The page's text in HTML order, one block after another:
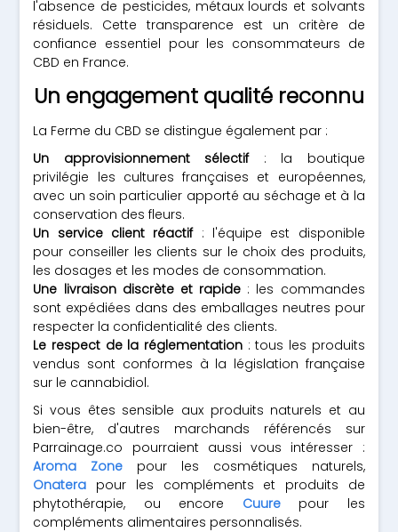
l'absence de pesticides, métaux lourds et solvants
résiduels. Cette transparence est un critère de
confiance essentiel pour les consommateurs de
CBD en France.
Un engagement qualité reconnu
La Ferme du CBD se distingue également par :
Un approvisionnement sélectif: la boutique
privilégie les cultures françaises et européennes,
avec un soin particulier apporté au séchage et à la
conservation des fleurs.
Un service client réactif: l'équipe est disponible
pour conseiller les clients sur le choix des produits,
les dosages et les modes de consommation.
Une livraison discrète et rapide : les commandes
sont expédiées dans des emballages neutres pour
respecter la confidentialité des clients.
Le respect de la réglementation : tous les produits
vendus sont conformes à la législation française
sur le cannabidiol.
Si vous êtes sensible aux produits naturels et au
bien-être, d'autres marchands référencés sur
Parrainage.co pourraient aussi vous intéresser :
Aroma Zone pour les cosmétiques naturels,
Onatera pour les compléments et produits de
phytothérapie, ou encore Cuurepour les
compléments alimentaires personnalisés.